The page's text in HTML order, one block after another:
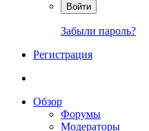
Войти
Забыли пароль?
Регистрация
Обзор
Форумы
Модераторы